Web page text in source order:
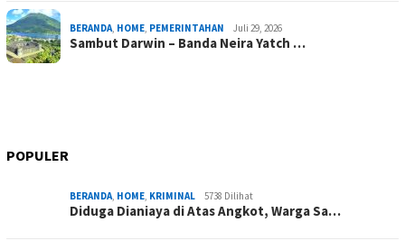
BERANDA, HOME, PEMERINTAHAN Juli 29, 2026
Sambut Darwin – Banda Neira Yatch …
POPULER
BERANDA, HOME, KRIMINAL 5738 Dilihat
Diduga Dianiaya di Atas Angkot, Warga Sa…